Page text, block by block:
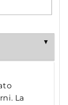
La